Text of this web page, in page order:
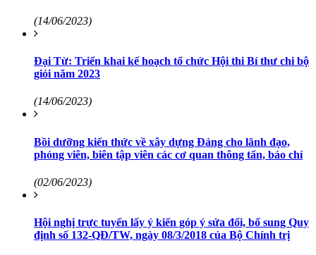
(14/06/2023)
Đại Từ: Triển khai kế hoạch tổ chức Hội thi Bí thư chi bộ
giỏi năm 2023
(14/06/2023)
Bồi dưỡng kiến thức về xây dựng Đảng cho lãnh đạo,
phóng viên, biên tập viên các cơ quan thông tấn, báo chí
(02/06/2023)
Hội nghị trực tuyến lấy ý kiến góp ý sửa đổi, bổ sung Quy
định số 132-QĐ/TW, ngày 08/3/2018 của Bộ Chính trị